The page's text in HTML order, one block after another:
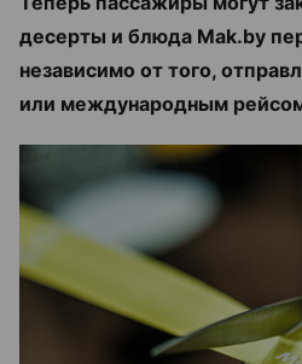
десерты и блюда Mak.by
независимо от того,
или международным